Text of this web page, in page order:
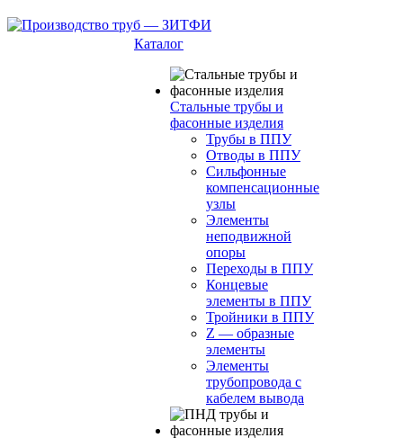
Каталог
Стальные трубы и
фасонные изделия
Трубы в ППУ
Отводы в ППУ
Сильфонные
компенсационные
узлы
Элементы
неподвижной
опоры
Переходы в ППУ
Концевые
элементы в ППУ
Тройники в ППУ
Z — образные
элементы
Элементы
трубопровода с
кабелем вывода